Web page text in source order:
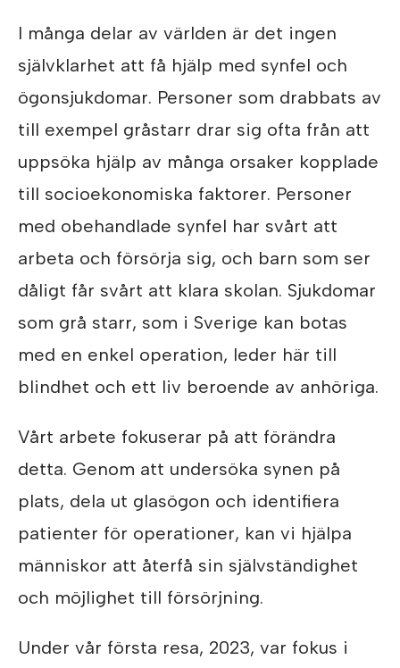
I många delar av världen är det ingen
självklarhet att få hjälp med synfel och
ögonsjukdomar. Personer som drabbats av
till exempel gråstarr drar sig ofta från att
uppsöka hjälp av många orsaker kopplade
till socioekonomiska faktorer. Personer
med obehandlade synfel har svårt att
arbeta och försörja sig, och barn som ser
dåligt får svårt att klara skolan. Sjukdomar
som grå starr, som i Sverige kan botas
med en enkel operation, leder här till
blindhet och ett liv beroende av anhöriga.
Vårt arbete fokuserar på att förändra
detta. Genom att undersöka synen på
plats, dela ut glasögon och identifiera
patienter för operationer, kan vi hjälpa
människor att återfå sin självständighet
och möjlighet till försörjning.
Under vår första resa, 2023, var fokus i